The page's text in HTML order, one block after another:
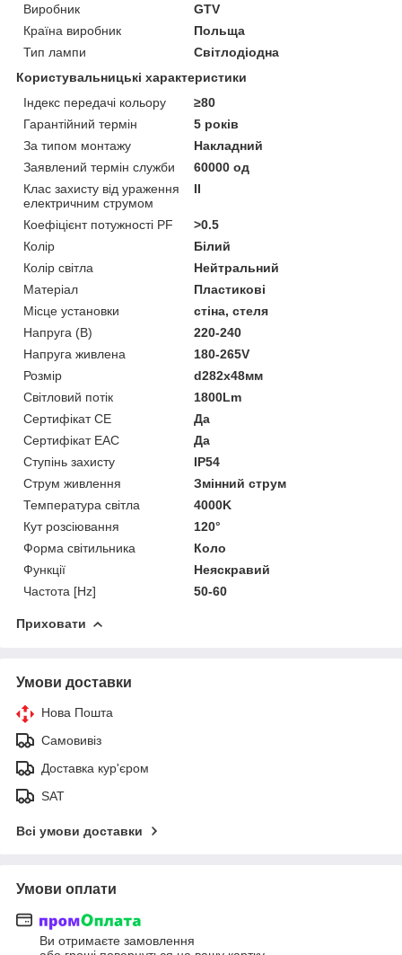
Виробник
GTV
Країна виробник
Польща
Тип лампи
Світлодіодна
Користувальницькі характеристики
Індекс передачі кольору
≥80
Гарантійний термін
5 років
За типом монтажу
Накладний
Заявлений термін служби
60000 од
Клас захисту від ураження
електричним струмом
ІІ
Коефіцієнт потужності PF
>0.5
Колір
Білий
Колір світла
Нейтральний
Матеріал
Пластикові
Місце установки
стіна, стеля
Напруга (В)
220-240
Напруга живлена
180-265V
Розмір
d282х48мм
Світловий потік
1800Lm
Сертифікат CE
Да
Сертифікат EAC
Да
Ступінь захисту
IP54
Струм живлення
Змінний струм
Температура світла
4000K
Кут розсіювання
120°
Форма світильника
Коло
Функції
Неяскравий
Частота [Hz]
50-60
Приховати
Умови доставки
Нова Пошта
Самовивіз
Доставка кур'єром
SAT
Всі умови доставки
Умови оплати
Ви отримаєте замовлення